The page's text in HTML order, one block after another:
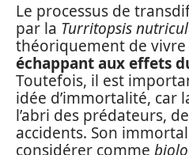
Le processus de
par la Turritopsis
théoriquement de
échappant aux effets
Toutefois, il est
idée d’immortalité, car
l’abri des prédateurs,
accidents. Son
considérer comme